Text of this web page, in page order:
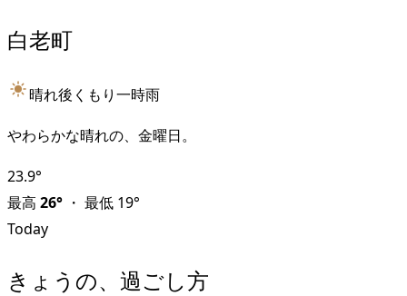
白老町
晴れ後くもり一時雨
やわらかな晴れの、金曜日。
23.9°
最高 26° ・ 最低 19°
Today
きょうの、過ごし方